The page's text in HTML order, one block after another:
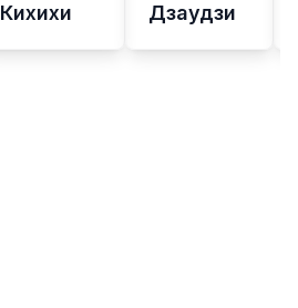
Кихихи Дзаудзи